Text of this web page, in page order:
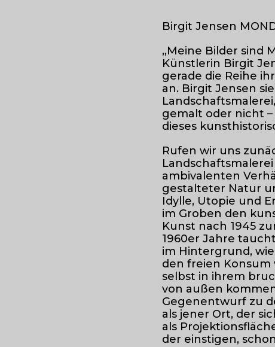
Birgit Jensen
„Meine Bilder sind
Künstlerin Birgit
gerade die Reihe
an. Birgit Jensen
gemalt oder nicht
dieses
Rufen wir uns
ambivalenten
gestalteter Natur
Idylle, Utopie und
im Groben den
Kunst nach 1945
1960er Jahre
im Hintergrund,
den freien Konsum
selbst in ihrem
von außen
Gegenentwurf zu
als jener Ort, der
als
der einstigen,